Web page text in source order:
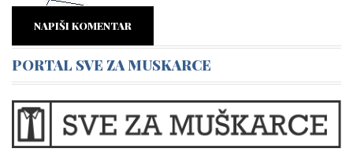
NAPIŠI KOMENTAR
PORTAL SVE ZA MUSKARCE